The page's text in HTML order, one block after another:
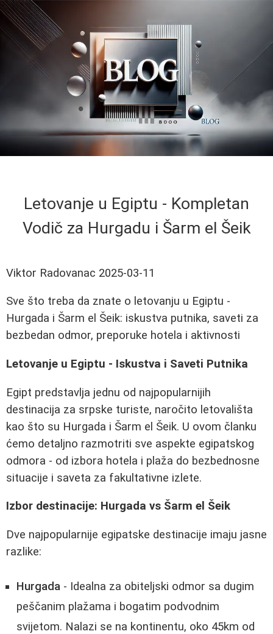
Letovanje u Egiptu - Kompletan
Vodič za Hurgadu i Šarm el Šeik
Viktor Radovanac 2025-03-11
Sve što treba da znate o letovanju u Egiptu -
Hurgada i Šarm el Šeik: iskustva putnika, saveti za
bezbedan odmor, preporuke hotela i aktivnosti
Letovanje u Egiptu - Iskustva i Saveti Putnika
Egipt predstavlja jednu od najpopularnijih
destinacija za srpske turiste, naročito letovališta
kao što su Hurgada i Šarm el Šeik. U ovom članku
ćemo detaljno razmotriti sve aspekte egipatskog
odmora - od izbora hotela i plaža do bezbednosne
situacije i saveta za fakultativne izlete.
Izbor destinacije: Hurgada vs Šarm el Šeik
Dve najpopularnije egipatske destinacije imaju jasne
razlike:
Hurgada - Idealna za obiteljski odmor sa dugim
peščanim plažama i bogatim podvodnim
svijetom. Nalazi se na kontinentu, oko 45km od